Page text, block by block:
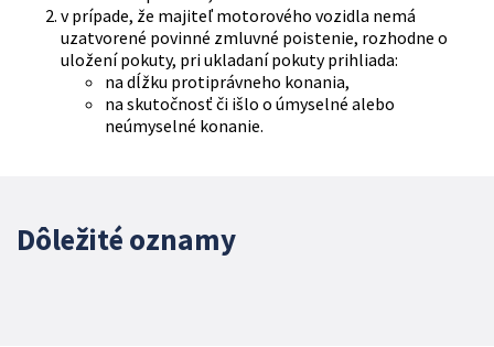
v prípade, že majiteľ motorového vozidla nemá
uzatvorené povinné zmluvné poistenie, rozhodne o
uložení pokuty, pri ukladaní pokuty prihliada:
na dĺžku protiprávneho konania,
na skutočnosť či išlo o úmyselné alebo
neúmyselné konanie.
Dôležité oznamy